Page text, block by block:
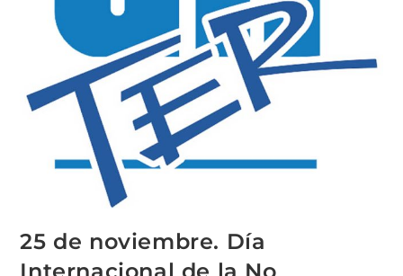
25 de noviembre. Día